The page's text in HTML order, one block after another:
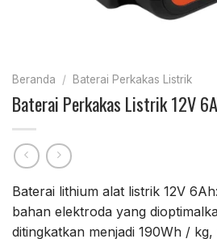
Beranda / Baterai Perkakas Listrik
Baterai Perkakas Listrik 12V
Baterai lithium alat listrik 12V
bahan elektroda yang
ditingkatkan menjadi 190Wh / kg,